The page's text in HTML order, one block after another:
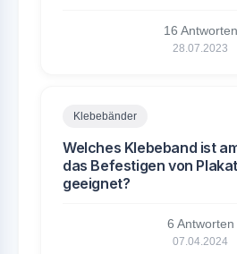
16 Antworten
28.07.2023
Klebebänder
Welches Klebeband ist
das Befestigen von
geeignet?
6 Antworten
07.04.2024